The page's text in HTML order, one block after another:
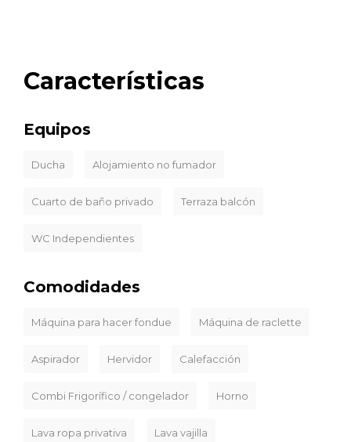
Características
Equipos
Ducha Alojamiento no fumador
Cuarto de baño privado Terraza balcón
WC Independientes
Comodidades
Máquina para hacer fondue Máquina de raclette
Aspirador Hervidor Calefacción
Combi Frigorífico / congelador Horno
Lava ropa privativa Lava vajilla